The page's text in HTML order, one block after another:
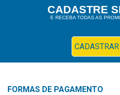
e
CADASTRE
E RECEBA TODAS AS
FORMAS DE PAGAMENTO